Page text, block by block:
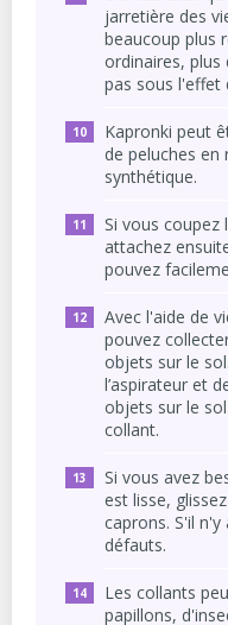
jarretière des
beaucoup plus
ordinaires,
pas sous l'effet
Kapronki peut
de peluches en
synthétique.
Si vous coupez
attachez
pouvez
Avec l'aide de
pouvez
objets sur le
l’aspirateur et
objets sur le
collant.
Si vous avez
est lisse,
caprons. S'il
défauts.
Les collants
papillons,